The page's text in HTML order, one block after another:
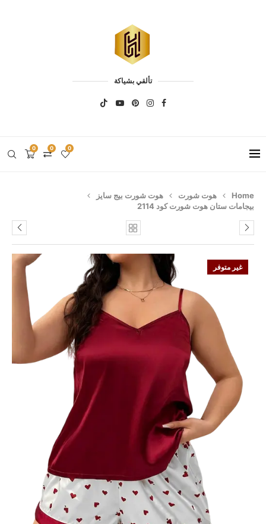
تألقي بشياكة
0 0 0
Home هوت شورت
هوت شورت بيج سايز
بيجامات ستان هوت شورت كود 2114
غير متوفر